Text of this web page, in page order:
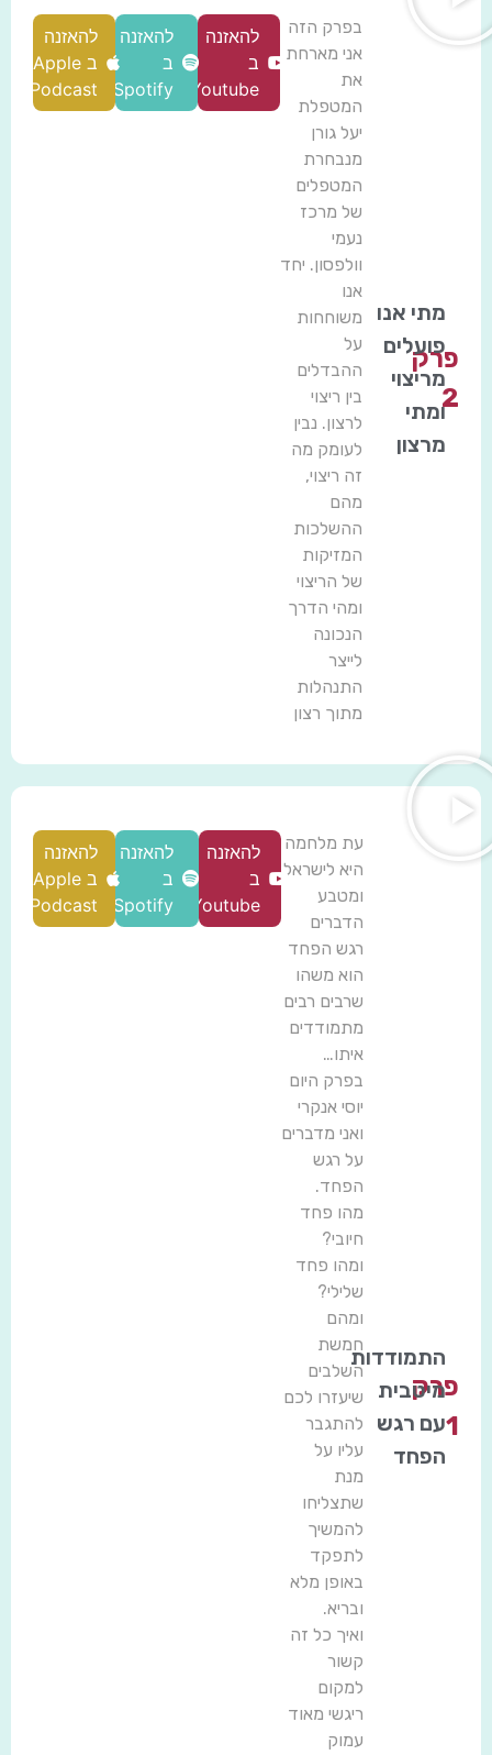
פרק
2
מתי אנו
פועלים
מריצוי
ומתי
מרצון
בפרק הזה
אני מארחת
את
המטפלת
יעל גורן
מנבחרת
המטפלים
של מרכז
נעמי
וולפסון. יחד
אנו
משוחחות
על
ההבדלים
בין ריצוי
לרצון. נבין
לעומק מה
זה ריצוי,
מהם
ההשלכות
המזיקות
של הריצוי
ומהי הדרך
הנכונה
לייצר
התנהלות
מתוך רצון
להאזנה
ב
Youtube
להאזנה
ב
Spotify
להאזנה
ב Apple
Podcast
פרק
1
התמודדות
מיטבית
עם רגש
הפחד
עת מלחמה
היא לישראל
ומטבע
הדברים
רגש הפחד
הוא משהו
שרבים רבים
מתמודדים
איתו…
בפרק היום
יוסי אנקרי
ואני מדברים
על רגש
הפחד.
מהו פחד
חיובי?
ומהו פחד
שלילי?
ומהם
חמשת
השלבים
שיעזרו לכם
להתגבר
עליו על
מנת
שתצליחו
להמשיך
לתפקד
באופן מלא
ובריא.
ואיך כל זה
קשור
למקום
ריגשי מאוד
עמוק
להאזנה
ב
Youtube
להאזנה
ב
Spotify
להאזנה
ב Apple
Podcast